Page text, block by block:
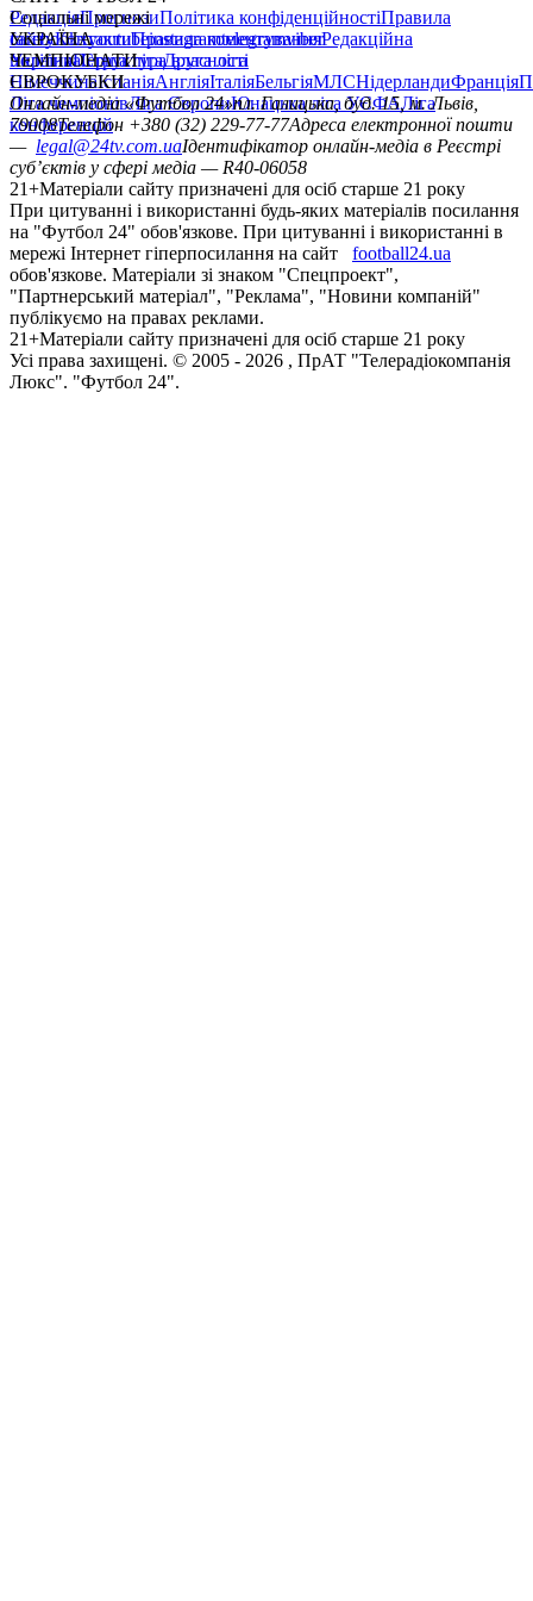
РедакціяПрогнозиПолітика конфіденційностіПравила
сайтуКонтактиПравила коментуванняРедакційна
політикаСтруктура власності
Соціальні мережі
facebookxyoutubeinstagramtelegramviber
УКРАЇНА
УкраїнаПерша лігаДруга ліга
ЧЕМПІОНАТИ
НімеччинаІспаніяАнгліяІталіяБельгіяМЛСНідерландиФранція
ЄВРОКУБКИ
Ліга чемпіонівЛіга ЄвропиЮнацька ліга УЄФАЛіга
конференцій
Онлайн-медіа «Футбол 24»пл. Галицька, буд. 15, м. Львів,
79008Телефон +380 (32) 229-77-77Адреса електронної пошти
— legal@24tv.com.uaІдентифікатор онлайн-медіа в Реєстрі
суб’єктів у сфері медіа — R40-06058
21+Матеріали сайту призначені для осіб старше 21 року
При цитуванні і використанні будь-яких матеріалів посилання
на "Футбол 24" обов'язкове. При цитуванні і використанні в
мережі Інтернет гіперпосилання на сайт
football24.ua
обов'язкове. Матеріали зі знаком "Спецпроект",
"Партнерський матеріал", "Реклама", "Новини компаній"
публікуємо на правах реклами.
21+Матеріали сайту призначені для осіб старше 21 року
Усi права захищенi. © 2005 - 2026 , ПрАТ "Телерадіокомпанія
Люкс". "Футбол 24".